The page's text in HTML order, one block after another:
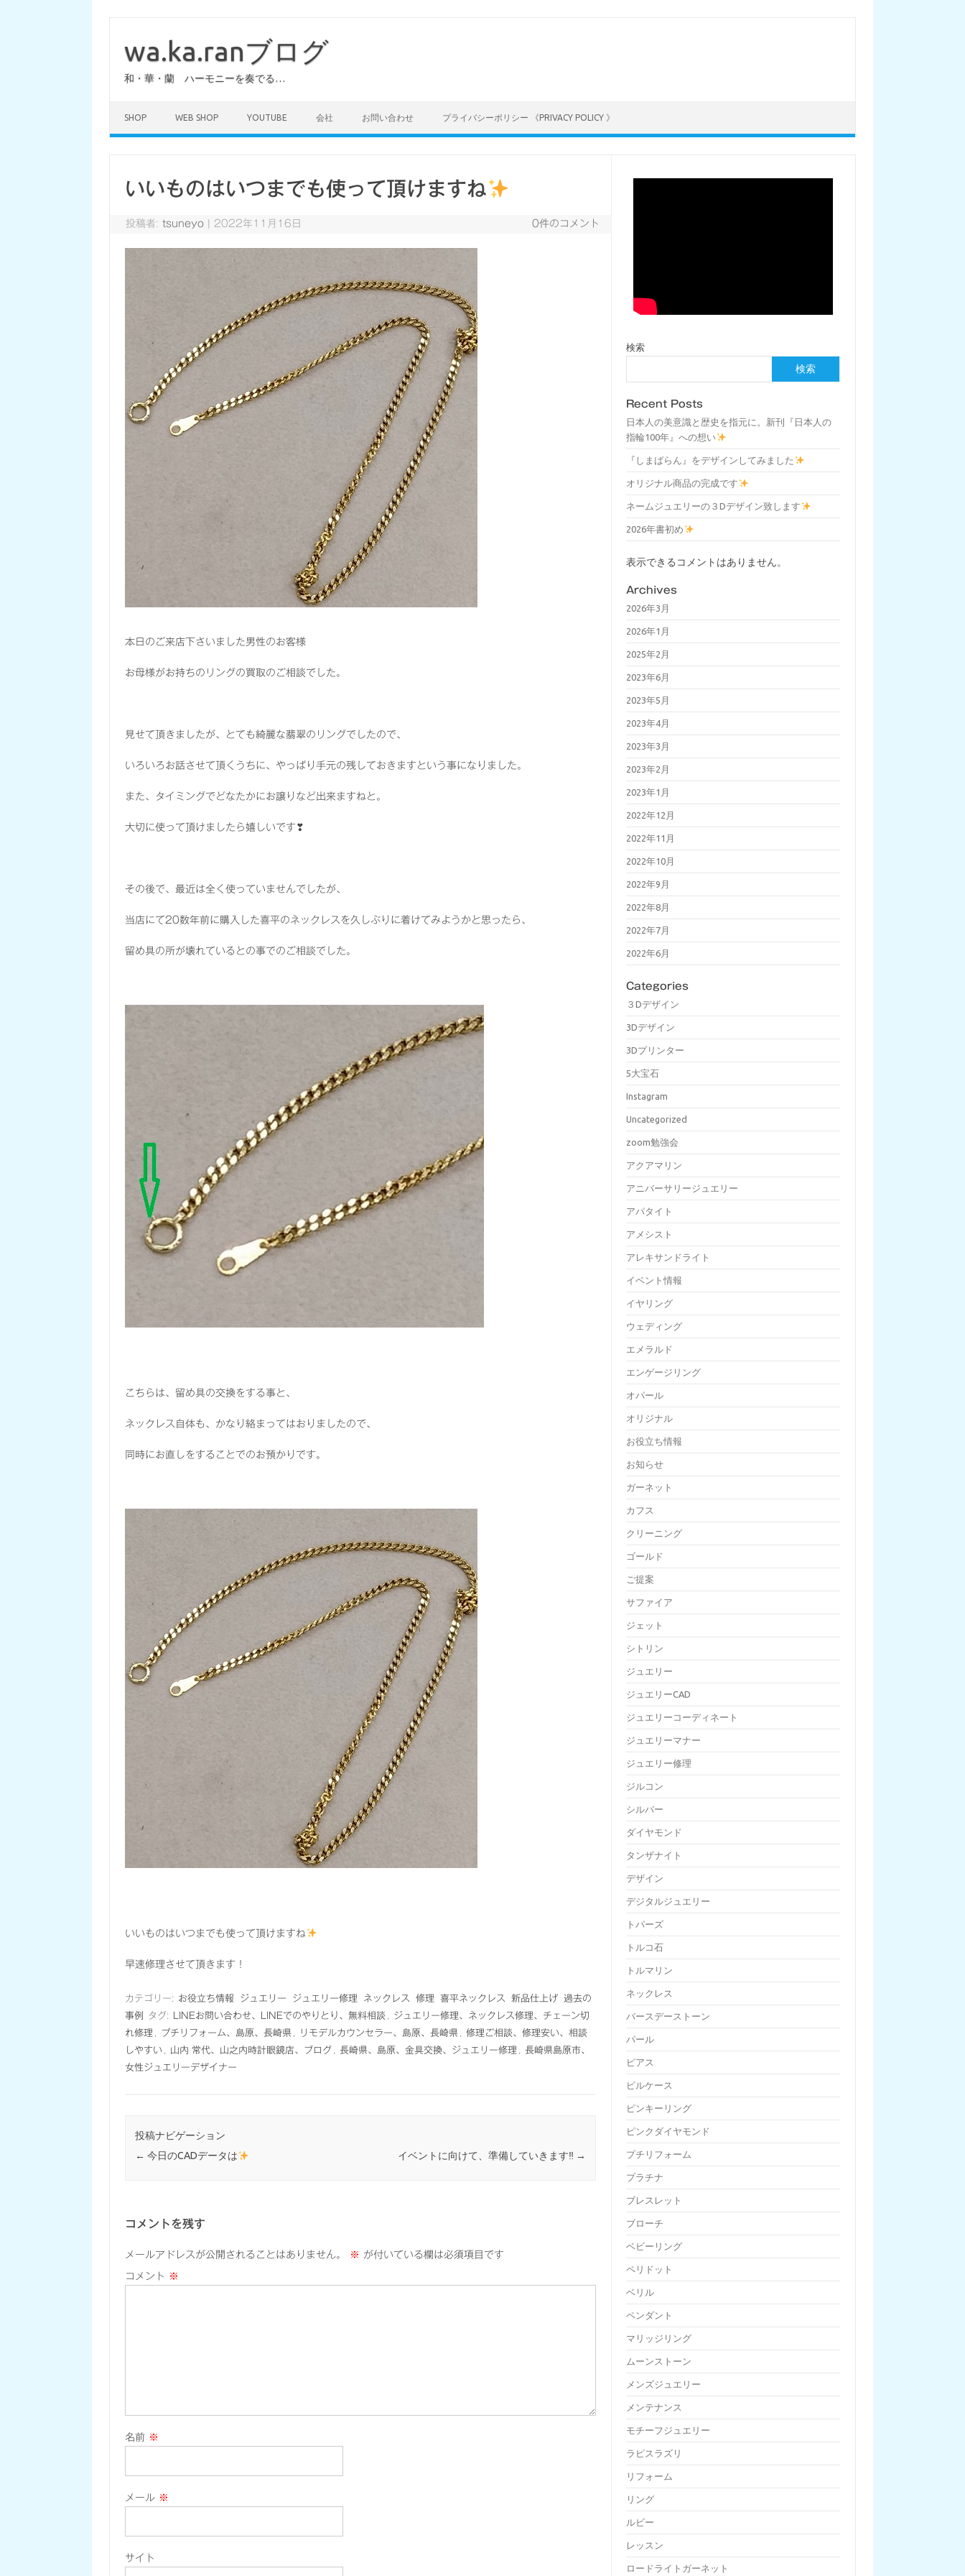
wa.ka.ranブログ
和・華・蘭 ハーモニーを奏でる…
SHOP WEB SHOP YOUTUBE 会社 お問い合わせ プライバシーポリシー 《PRIVACY POLICY 》
いいものはいつまでも使って頂けますね
投稿者:tsuneyo 2022年11月16日 0件のコメント
本日のご来店下さいました男性のお客様
お母様がお持ちのリングの買取のご相談でした。
見せて頂きましたが、とても綺麗な翡翠のリングでしたので、
いろいろお話させて頂くうちに、やっぱり手元の残しておきますという事になりました。
また、タイミングでどなたかにお譲りなど出来ますねと。
大切に使って頂けましたら嬉しいです❣
その後で、最近は全く使っていませんでしたが、
当店にて20数年前に購入した喜平のネックレスを久しぶりに着けてみようかと思ったら、
留め具の所が壊れているとの事でのご相談でした。
こちらは、留め具の交換をする事と、
ネックレス自体も、かなり絡まってはおりましたので、
同時にお直しをすることでのお預かりです。
いいものはいつまでも使って頂けますね
早速修理させて頂きます！
カテゴリー: お役立ち情報 ジュエリー ジュエリー修理 ネックレス 修理 喜平ネックレス 新品仕上げ
過去の
事例
タグ: LINEお問い合わせ、LINEでのやりとり、無料相談
ジュエリー修理、ネックレス修理、チェーン切
れ修理
プチリフォーム、島原、長崎県 リモデルカウンセラー、島原、長崎県
修理ご相談、修理安い、相談
しやすい
山内 常代、山之内時計眼鏡店、ブログ 長崎県、島原、金具交換、ジュエリー修理
長崎県島原市、
女性ジュエリーデザイナー
投稿ナビゲーション
← 今日のCADデータは イベントに向けて、準備していきます‼ →
コメントを残す
メールアドレスが公開されることはありません。 ※ が付いている欄は必須項目です
コメント ※
名前 ※
メール ※
サイト
検索
検索
Recent Posts
日本人の美意識と歴史を指元に。新刊『日本人の
指輪100年』への想い
『しまばらん』をデザインしてみました
オリジナル商品の完成です
ネームジュエリーの３Dデザイン致します
2026年書初め
表示できるコメントはありません。
Archives
2026年3月
2026年1月
2025年2月
2023年6月
2023年5月
2023年4月
2023年3月
2023年2月
2023年1月
2022年12月
2022年11月
2022年10月
2022年9月
2022年8月
2022年7月
2022年6月
Categories
３Dデザイン
3Dデザイン
3Dプリンター
5大宝石
Instagram
Uncategorized
zoom勉強会
アクアマリン
アニバーサリージュエリー
アパタイト
アメシスト
アレキサンドライト
イベント情報
イヤリング
ウェディング
エメラルド
エンゲージリング
オパール
オリジナル
お役立ち情報
お知らせ
ガーネット
カフス
クリーニング
ゴールド
ご提案
サファイア
ジェット
シトリン
ジュエリー
ジュエリーCAD
ジュエリーコーディネート
ジュエリーマナー
ジュエリー修理
ジルコン
シルバー
ダイヤモンド
タンザナイト
デザイン
デジタルジュエリー
トパーズ
トルコ石
トルマリン
ネックレス
バースデーストーン
パール
ピアス
ピルケース
ピンキーリング
ピンクダイヤモンド
プチリフォーム
プラチナ
ブレスレット
ブローチ
ベビーリング
ペリドット
ベリル
ペンダント
マリッジリング
ムーンストーン
メンズジュエリー
メンテナンス
モチーフジュエリー
ラピスラズリ
リフォーム
リング
ルビー
レッスン
ロードライトガーネット